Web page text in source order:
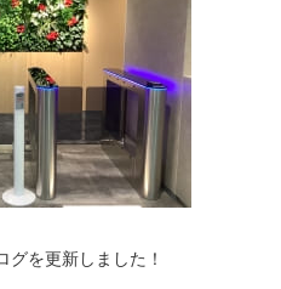
を更新しました！